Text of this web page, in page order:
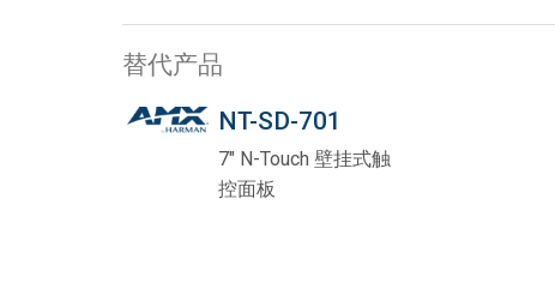
替代产品
NT-SD-701
7" N-Touch 壁挂式触
控面板